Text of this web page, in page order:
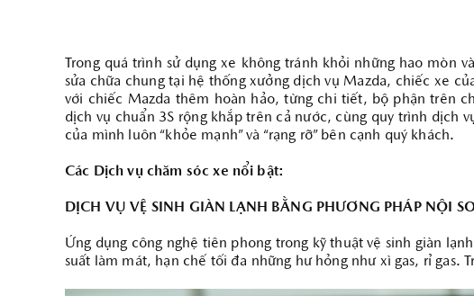
ĐẶT LỊCH HẸN TÌM
Trong quá trình sử dụng xe không tránh khỏi những hao mòn
sửa chữa chung tại hệ thống xưởng dịch vụ Mazda, chiếc xe
với chiếc Mazda thêm hoàn hảo, từng chi tiết, bộ phận trên
dịch vụ chuẩn 3S rộng khắp trên cả nước, cùng quy trình
của mình luôn “khỏe mạnh” và “rạng rỡ” bên cạnh quý khách.
Các Dịch vụ chăm sóc xe nổi bật:
DỊCH VỤ VỆ SINH GIÀN LẠNH BẰNG PHƯƠNG PHÁP NỘI
Ứng dụng công nghệ tiên phong trong kỹ thuật vệ sinh giàn
suất làm mát, hạn chế tối đa những hư hỏng như xì gas, rỉ gas.